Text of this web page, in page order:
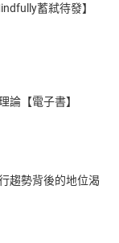
蓄弒待發】
論【電子書】
趨勢背後的地位渴